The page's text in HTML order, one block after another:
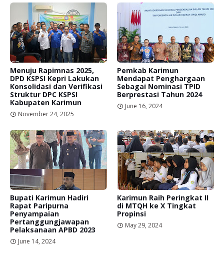
Menuju Rapimnas 2025,
DPD KSPSI Kepri Lakukan
Konsolidasi dan Verifikasi
Struktur DPC KSPSI
Kabupaten Karimun
November 24, 2025
Pemkab Karimun
Mendapat Penghargaan
Sebagai Nominasi TPID
Berprestasi Tahun 2024
June 16, 2024
Bupati Karimun Hadiri
Rapat Paripurna
Penyampaian
Pertanggungjawapan
Pelaksanaan APBD 2023
June 14, 2024
Karimun Raih Peringkat II
di MTQH ke X Tingkat
Propinsi
May 29, 2024